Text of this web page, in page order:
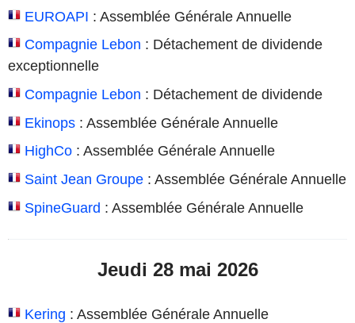
EUROAPI : Assemblée Générale Annuelle
Compagnie Lebon : Détachement de dividende
exceptionnelle
Compagnie Lebon : Détachement de dividende
Ekinops : Assemblée Générale Annuelle
HighCo : Assemblée Générale Annuelle
Saint Jean Groupe : Assemblée Générale Annuelle
SpineGuard : Assemblée Générale Annuelle
Jeudi 28 mai 2026
Kering : Assemblée Générale Annuelle